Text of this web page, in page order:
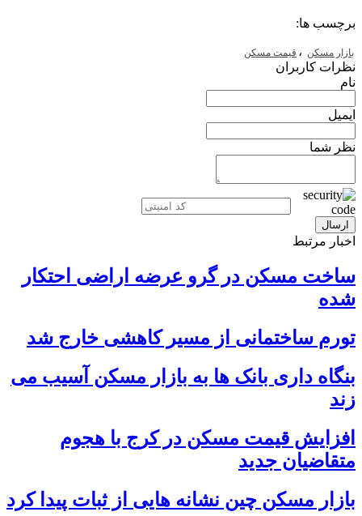
برچسب ها:
بازار مسکن ، قیمت مسکن
نظرات کاربران
نام
ایمیل
نظر شما
اخبار مرتبط
ساخت مسکن در گرو عرضه اراضی احتکار
شده
تورم ساختمانی از مسیر کاهشی خارج شد
بنگاه داری بانک ها به بازار مسکن آسیب می
زند
افزایش قیمت مسکن در کرج با هجوم
متقاضیان جدید
بازار مسکن چین نشانه هایی از ثبات پیدا کرد